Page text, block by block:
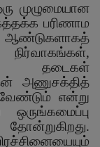
முழுமையான
பரிணாம
ஆண்டுகளாகத்
,
தடைகள்
அணுசக்தித்
என்று